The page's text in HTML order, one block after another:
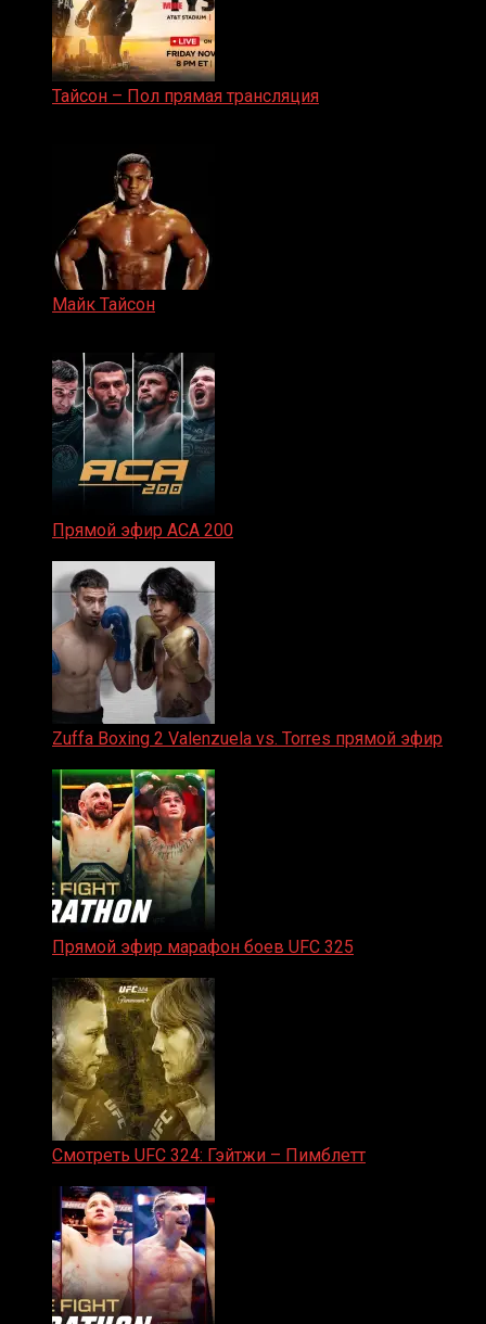
Тайсон – Пол прямая трансляция
Майк Тайсон
Прямой эфир ACA 200
Zuffa Boxing 2 Valenzuela vs. Torres прямой эфир
Прямой эфир марафон боев UFC 325
Смотреть UFC 324: Гэйтжи – Пимблетт